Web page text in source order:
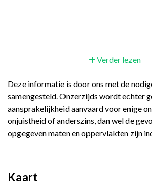
Verder lezen
Deze informatie is door ons met de
samengesteld. Onzerzijds wordt echter
aansprakelijkheid aanvaard voor enige
onjuistheid of anderszins, dan wel de
opgegeven maten en oppervlakten zijn
Kaart